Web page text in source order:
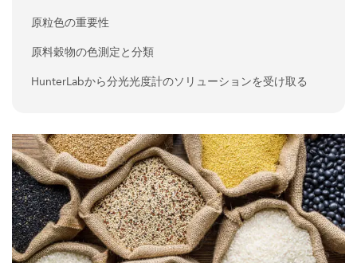
原粒色の重要性
原料穀物の色測定と分類
HunterLabから分光光度計のソリューションを受け取る